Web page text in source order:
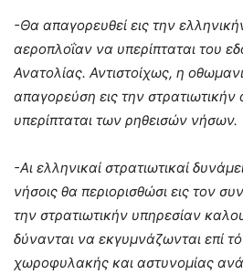
-Θα απαγορευθεί εις την
αεροπλοΐαν να υπερίπταται του
Ανατολίας. Αντιστοίχως, η
απαγορεύση εις την
υπερίπταται των ρηθεισών νήσων.
-Αι ελληνικαί στρατιωτικαί
νήσοις θα περιορισθώσι εις τον
την στρατιωτικήν υπηρεσίαν
δύνανται να εκγυμνάζωνται επί
χωροφυλακής και αστυνομίας